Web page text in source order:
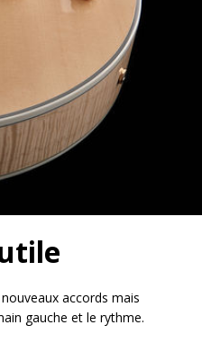
accords mais
gauche et le rythme.